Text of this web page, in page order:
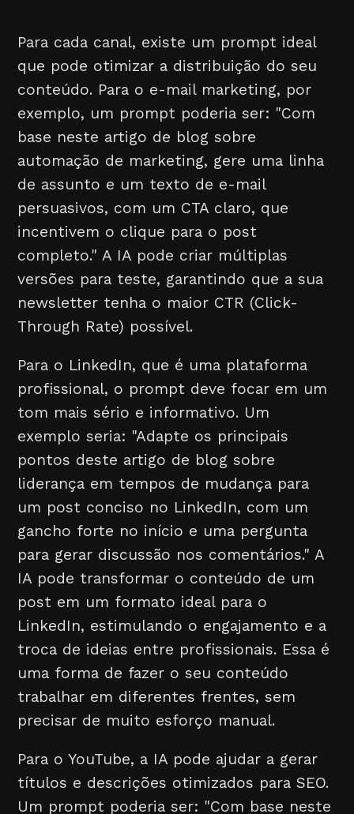
Para cada canal, existe um prompt ideal
que pode otimizar a distribuição do seu
conteúdo. Para o e-mail marketing, por
exemplo, um prompt poderia ser: "Com
base neste artigo de blog sobre
automação de marketing, gere uma linha
de assunto e um texto de e-mail
persuasivos, com um CTA claro, que
incentivem o clique para o post
completo." A IA pode criar múltiplas
versões para teste, garantindo que a sua
newsletter tenha o maior CTR (Click-
Through Rate) possível.
Para o LinkedIn, que é uma plataforma
profissional, o prompt deve focar em um
tom mais sério e informativo. Um
exemplo seria: "Adapte os principais
pontos deste artigo de blog sobre
liderança em tempos de mudança para
um post conciso no LinkedIn, com um
gancho forte no início e uma pergunta
para gerar discussão nos comentários." A
IA pode transformar o conteúdo de um
post em um formato ideal para o
LinkedIn, estimulando o engajamento e a
troca de ideias entre profissionais. Essa é
uma forma de fazer o seu conteúdo
trabalhar em diferentes frentes, sem
precisar de muito esforço manual.
Para o YouTube, a IA pode ajudar a gerar
títulos e descrições otimizados para SEO.
Um prompt poderia ser: "Com base neste